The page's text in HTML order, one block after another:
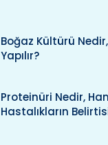
Boğaz Kültürü
Yapılır?
Proteinüri Nedir,
Hastalıkların